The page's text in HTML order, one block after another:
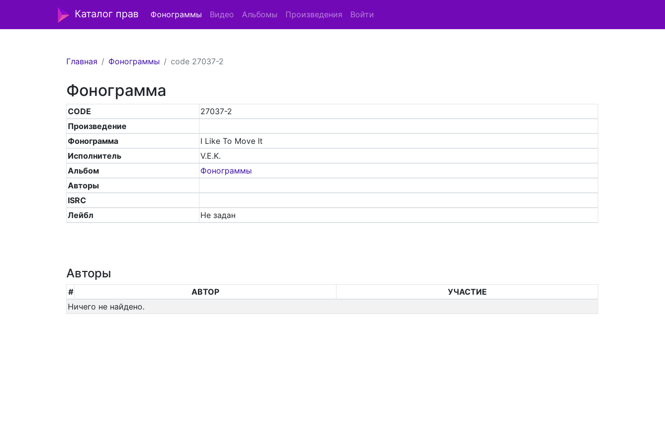
Каталог прав Фонограммы Видео Альбомы Произведения Войти
Главная Фонограммы code 27037-2
Фонограмма
CODE
27037-2
Произведение
Фонограмма
I Like To Move It
Исполнитель
V.E.K.
Альбом
Фонограммы
Авторы
ISRC
Лейбл
Не задан
Авторы
# АВТОР
УЧАСТИЕ
Ничего не найдено.